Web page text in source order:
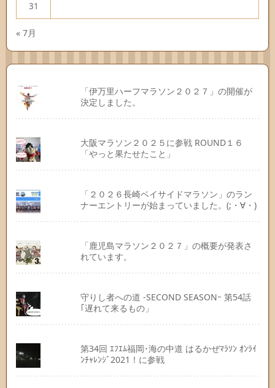
31
« 7月
「伊万里ハーフマラソン２０２７」の開催が
決定しました。
大阪マラソン２０２５に参戦 ROUND１６
「やっと果たせたこと」
「２０２６長崎ベイサイドマラソン」のラン
ナーエントリーが始まっていました。(;・∀・)
「鹿児島マラソン２０２７」の概要が発表さ
れています。
守りし者への道 -SECOND SEASONｰ 第54話
｢遅れて来るもの」
第34回 ｴﾌｴﾑ福岡･海の中道 はるかぜﾏﾗｿﾝ ｵﾝﾗｲ
ﾝﾁｬﾚﾝｼﾞ2021！に参戦